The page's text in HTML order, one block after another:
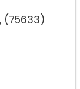
(75633)